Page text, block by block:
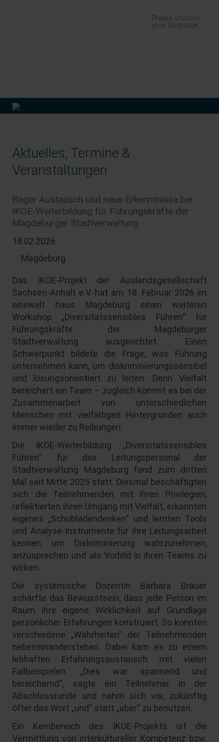
Navigation
überspringenPlease choose
your language
Aktuelles, Termine &
Veranstaltungen
Reger Austausch und neue Erkenntnisse bei
IKOE-Weiterbildung für Führungskräfte der
Magdeburger Stadtverwaltung
18.02.2026
Magdeburg
Das IKOE-Projekt der Auslandsgesellschaft
Sachsen-Anhalt e.V. hat am 18. Februar 2026 im
einewelt haus Magdeburg einen weiteren
Workshop „Diversitätssensibles Führen“ für
Führungskräfte der Magdeburger
Stadtverwaltung ausgerichtet. Einen
Schwerpunkt bildete die Frage, was Führung
unternehmen kann, um diskriminierungssensibel
und lösungsorientiert zu leiten. Denn Vielfalt
bereichert ein Team – zugleich kommt es bei der
Zusammenarbeit von unterschiedlichen
Menschen mit vielfältigen Hintergründen auch
immer wieder zu Reibungen.
Die IKOE-Weiterbildung „Diversitätssensibles
Führen“ für das Leitungspersonal der
Stadtverwaltung Magdeburg fand zum dritten
Mal seit Mitte 2025 statt. Diesmal beschäftigten
sich die Teilnehmenden mit ihren Privilegien,
reflektierten ihren Umgang mit Vielfalt, erkannten
eigenes „Schubladendenken“ und lernten Tools
und Analyse-Instrumente für ihre Leitungsarbeit
kennen, um Diskriminierung wahrzunehmen,
anzusprechen und als Vorbild in ihren Teams zu
wirken.
Die systemische Dozentin Barbara Bräuer
schärfte das Bewusstsein, dass jede Person im
Raum ihre eigene Wirklichkeit auf Grundlage
persönlicher Erfahrungen konstruiert. So konnten
verschiedene „Wahrheiten“ der Teilnehmenden
nebeneinanderstehen. Dabei kam es zu einem
lebhaften Erfahrungsaustausch mit vielen
Fallbeispielen. „Dies war spannend und
bereichernd“, sagte ein Teilnehmer in der
Abschlussrunde und nahm sich vor, zukünftig
öfter das Wort „und“ statt „aber“ zu benutzen.
Ein Kernbereich des IKOE-Projekts ist die
Vermittlung von interkultureller Kompetenz bzw.